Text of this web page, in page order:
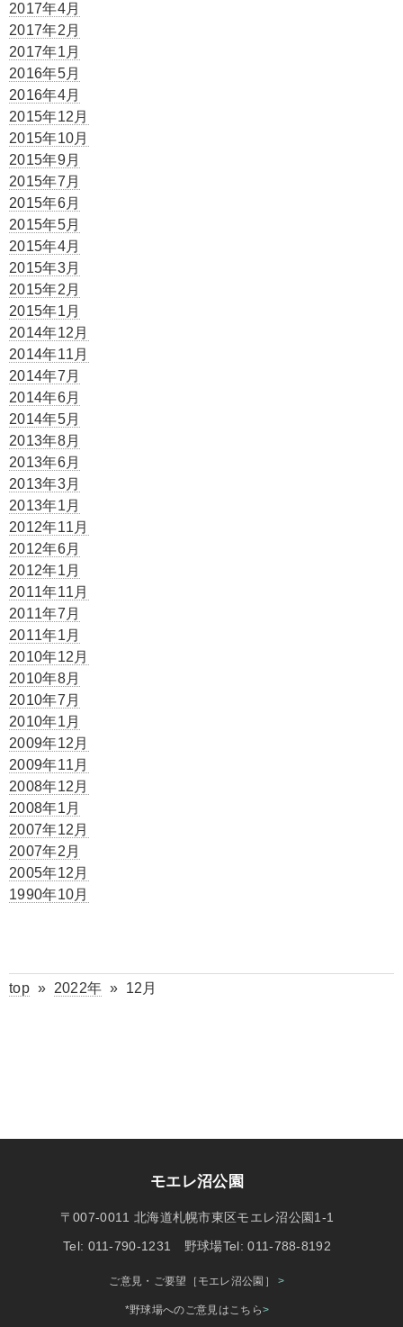
2017年4月
2017年2月
2017年1月
2016年5月
2016年4月
2015年12月
2015年10月
2015年9月
2015年7月
2015年6月
2015年5月
2015年4月
2015年3月
2015年2月
2015年1月
2014年12月
2014年11月
2014年7月
2014年6月
2014年5月
2013年8月
2013年6月
2013年3月
2013年1月
2012年11月
2012年6月
2012年1月
2011年11月
2011年7月
2011年1月
2010年12月
2010年8月
2010年7月
2010年1月
2009年12月
2009年11月
2008年12月
2008年1月
2007年12月
2007年2月
2005年12月
1990年10月
top» 2022年 » 12月
モエレ沼公園
〒007-0011 北海道札幌市東区モエレ沼公園1-1
Tel: 011-790-1231 野球場Tel: 011-788-8192
ご意見・ご要望［モエレ沼公園］>
*野球場へのご意見はこちら>